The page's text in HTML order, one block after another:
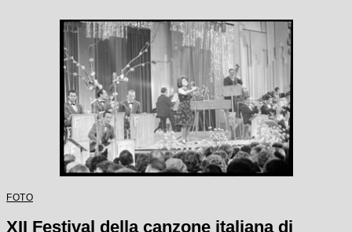
FOTO
XII Festival della canzone italiana di